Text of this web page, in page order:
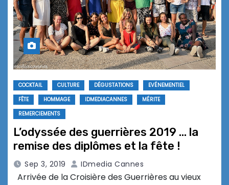
COCKTAIL CULTURE DÉGUSTATIONS
EVÉNEMENTIEL
FÊTE
HOMMAGE IDMEDIACANNES
MÉRITE
REMERCIEMENTS
L’odyssée des guerrières 2019 … la
remise des diplômes et la fête !
Sep 3, 2019 IDmedia Cannes
Arrivée de la Croisière des Guerrières au vieux